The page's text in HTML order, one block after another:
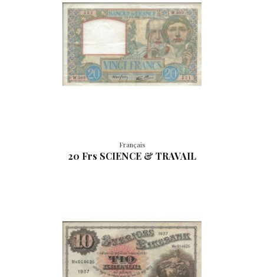
Français
20 Frs SCIENCE & TRAVAIL